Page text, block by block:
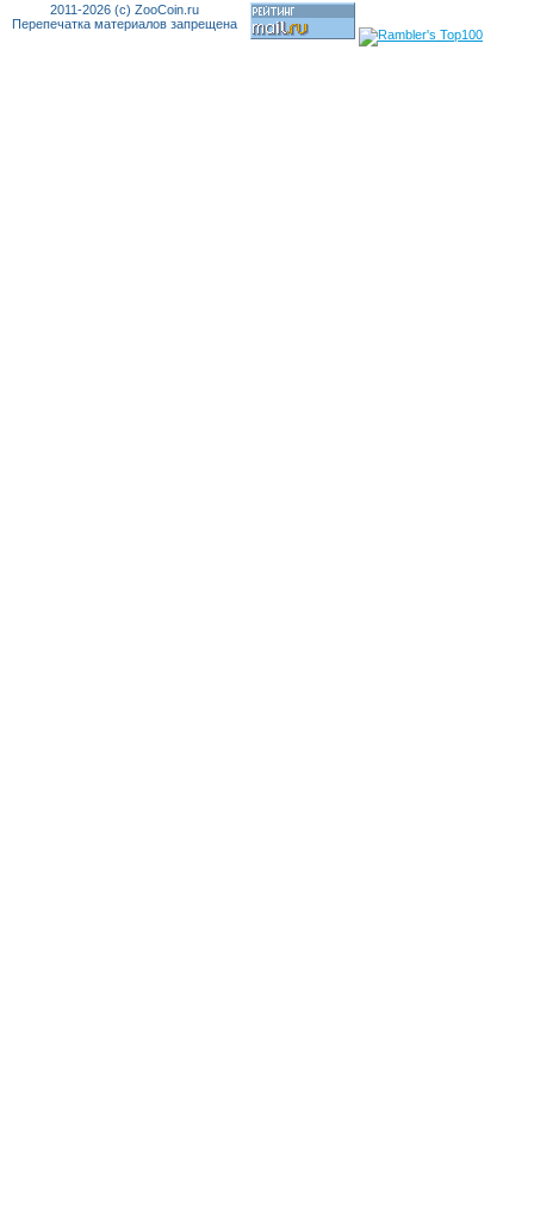
2011-2026 (c) ZooCoin.ru
Перепечатка материалов запрещена